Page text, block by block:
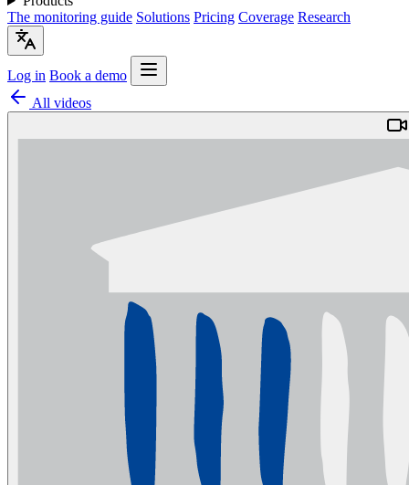
The monitoring guide Solutions Pricing Coverage Research
Log in Book a demo
All videos